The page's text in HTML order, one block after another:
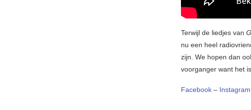
Terwijl de liedjes van
nu een heel
zijn. We hopen dan
voorganger want het
Facebook – Instagram